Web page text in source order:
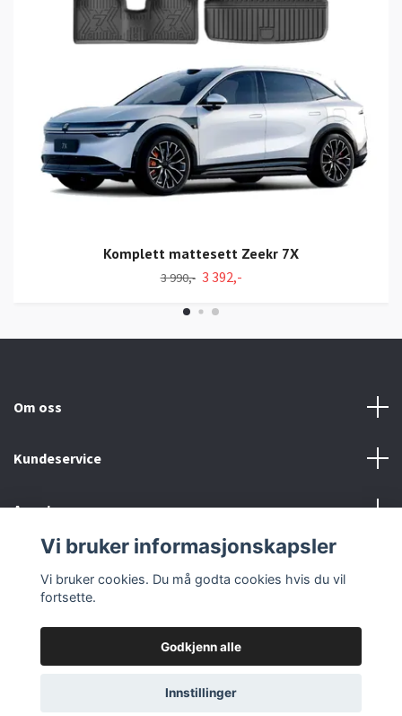
Komplett mattesett Zeekr 7X
3 990,- 3 392,-
Om oss
Kundeservice
Annet
Sosiale medier
© 2026 Evexa
Vi bruker informasjonskapsler
Vi bruker cookies. Du må godta cookies hvis du vil
fortsette.
Godkjenn alle
Innstillinger